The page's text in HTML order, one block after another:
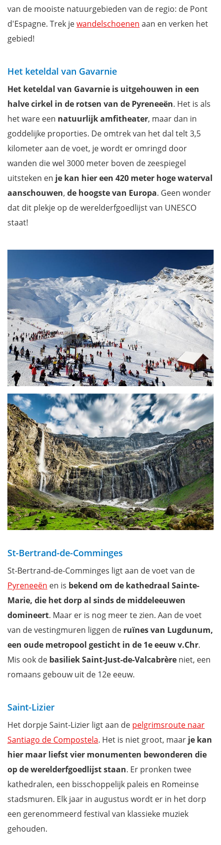
van de mooiste natuurgebieden van de regio: de Pont
d'Espagne. Trek jewandelschoenen aan en verken het
gebied!
Het keteldal van Gavarnie
Het keteldal van Gavarnie is uitgehouwen in een
halve cirkel in de rotsen van de Pyreneeën. Het is als
het ware een natuurlijk amfitheater, maar dan in
goddelijke proporties. De omtrek van het dal telt 3,5
kilometer aan de voet, je wordt er omringd door
wanden die wel 3000 meter boven de zeespiegel
uitsteken en je kan hier een 420 meter hoge waterval
aanschouwen, de hoogste van Europa. Geen wonder
dat dit plekje op de werelderfgoedlijst van UNESCO
staat!
St-Bertrand-de-Comminges
St-Bertrand-de-Comminges ligt aan de voet van de
Pyreneeën en is bekend om de kathedraal Sainte-
Marie, die het dorp al sinds de middeleeuwen
domineert. Maar er is nog meer te zien. Aan de voet
van de vestingmuren liggen de ruïnes van Lugdunum,
een oude metropool gesticht in de 1e eeuw v.Chr.
Mis ook de basiliek Saint-Just-de-Valcabrère niet, een
romaans gebouw uit de 12e eeuw.
Saint-Lizier
Het dorpje Saint-Lizier ligt aan de pelgrimsroute naar
Santiago de Compostela. Het is niet groot, maar je kan
hier maar liefst vier monumenten bewonderen die
op de werelderfgoedlijst staan. Er pronken twee
kathedralen, een bisschoppelijk paleis en Romeinse
stadsmuren. Elk jaar in augustus wordt er in het dorp
een gerenommeerd festival van klassieke muziek
gehouden.